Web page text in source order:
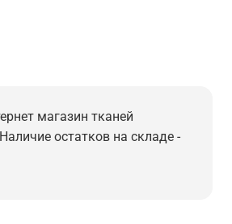
магазин тканей
остатков на складе -